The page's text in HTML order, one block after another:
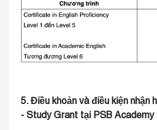
5. Điều khoản và điều kiện nhận
- Study Grant tại PSB Academy